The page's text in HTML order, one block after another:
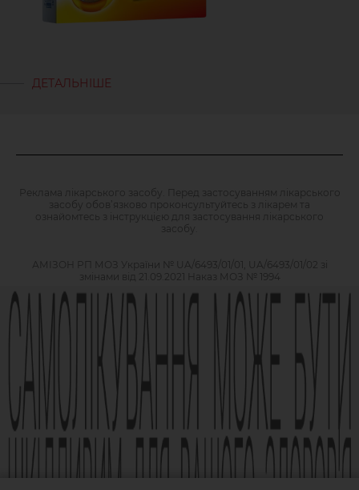
ДЕТАЛЬНІШЕ
Реклама лікарського засобу. Перед застосуванням лікарського
засобу обов’язково проконсультуйтесь з лікарем та
ознайомтесь з інструкцією для застосування лікарського
засобу.
АМІЗОН РП МОЗ України № UA/6493/01/01, UA/6493/01/02 зі
змінами від 21.09.2021 Наказ МОЗ № 1994
Виробник АТ «Фармак», 04080, м.Київ, вул. Кирилівська, 63, +38
(044) 496-87-87, info@farmak.ua, www.farmak.ua
© Амізон, 2009-2026